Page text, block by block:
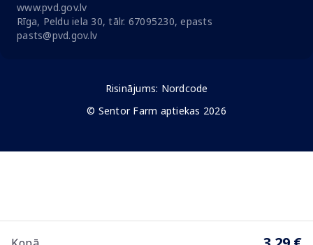
www.pvd.gov.lv
Rīga, Peldu iela 30, tālr. 67095230, epasts
pasts@pvd.gov.lv
Risinājums: Nordcode
© Sentor Farm aptiekas 2026